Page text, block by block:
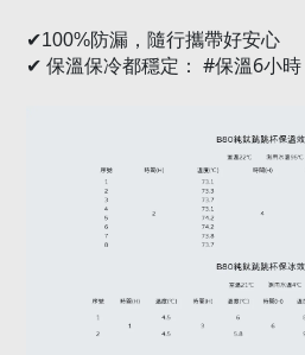
✔100%防漏，隨行攜帶好安心
✔ 保溫保冷都穩定： #保溫6小時